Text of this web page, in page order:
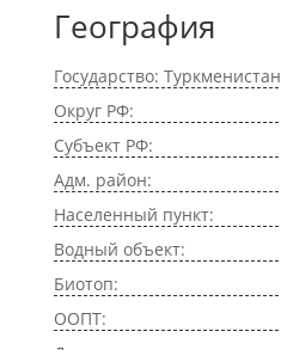
География
Государство: Туркменистан
Округ РФ:
Субъект РФ:
Адм. район:
Населенный пункт:
Водный объект:
Биотоп:
ООПТ: